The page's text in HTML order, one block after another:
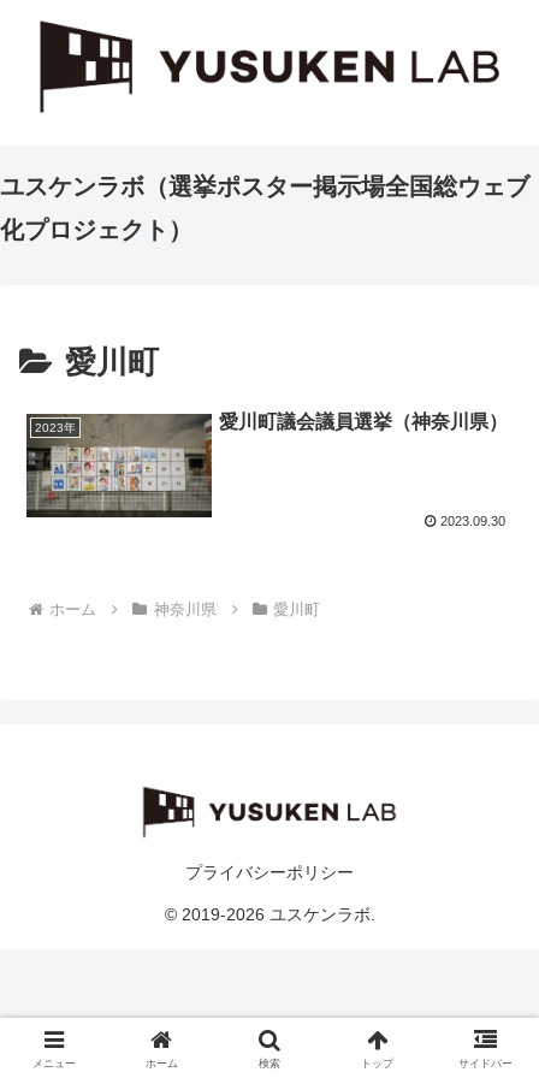
ユスケンラボ（選挙ポスター掲示場全国総ウェブ
化プロジェクト）
愛川町
2023年 愛川町議会議員選挙（神奈川県）
2023.09.30
ホーム 神奈川県 愛川町
プライバシーポリシー
© 2019-2026 ユスケンラボ.
メニュー ホーム 検索 トップ サイドバー